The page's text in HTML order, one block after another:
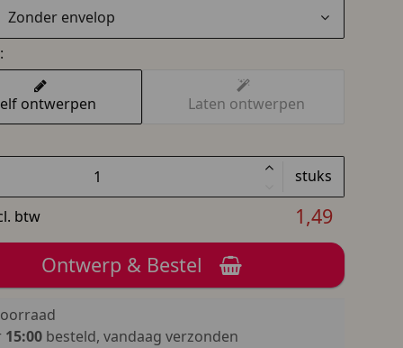
Zonder envelop
ontwerpen
Laten ontwerpen
stuks
btw
1,49
Ontwerp & Bestel
15:00besteld, vandaag verzonden